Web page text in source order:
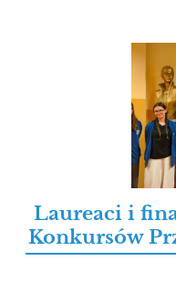
Laureaci i
Konkursów